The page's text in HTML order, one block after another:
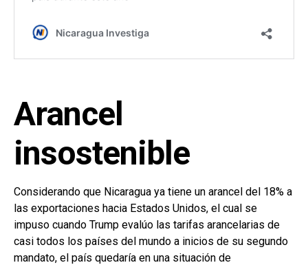
Arancel
insostenible
Considerando que Nicaragua ya tiene un arancel del 18% a
las exportaciones hacia Estados Unidos, el cual se
impuso cuando Trump evalúo las tarifas arancelarias de
casi todos los países del mundo a inicios de su segundo
mandato, el país quedaría en una situación de